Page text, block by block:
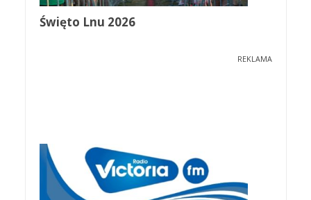
Święto Lnu 2026
REKLAMA